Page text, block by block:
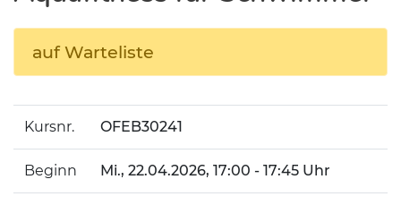
auf Warteliste
Kursnr. OFEB30241
Beginn Mi., 22.04.2026, 17:00 - 17:45 Uhr